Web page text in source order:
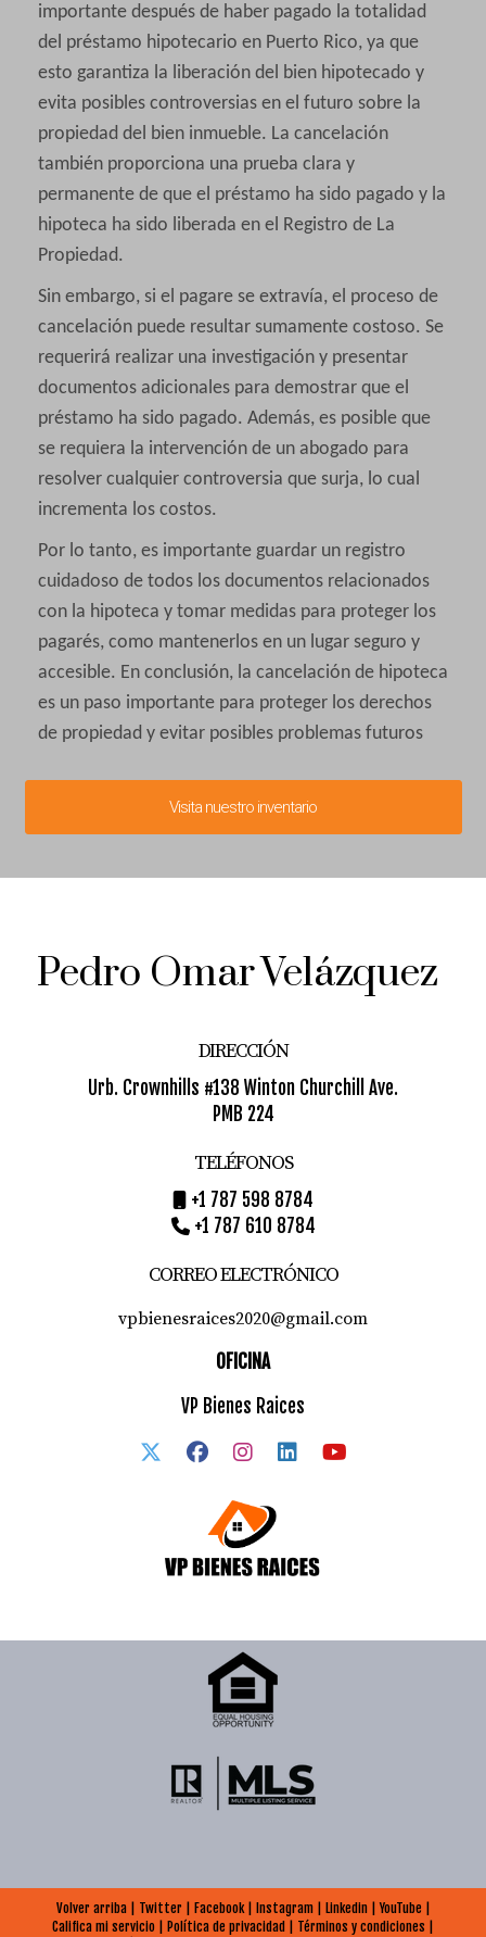
importante después de haber pagado la totalidad
del préstamo hipotecario en Puerto Rico, ya que
esto garantiza la liberación del bien hipotecado y
evita posibles controversias en el futuro sobre la
propiedad del bien inmueble. La cancelación
también proporciona una prueba clara y
permanente de que el préstamo ha sido pagado y la
hipoteca ha sido liberada en el Registro de La
Propiedad.
Sin embargo, si el pagare se extravía, el proceso de
cancelación puede resultar sumamente costoso. Se
requerirá realizar una investigación y presentar
documentos adicionales para demostrar que el
préstamo ha sido pagado. Además, es posible que
se requiera la intervención de un abogado para
resolver cualquier controversia que surja, lo cual
incrementa los costos.
Por lo tanto, es importante guardar un registro
cuidadoso de todos los documentos relacionados
con la hipoteca y tomar medidas para proteger los
pagarés, como mantenerlos en un lugar seguro y
accesible. En conclusión, la cancelación de hipoteca
es un paso importante para proteger los derechos
de propiedad y evitar posibles problemas futuros
Visita nuestro inventario
Pedro OmarVelázquez
DIRECCIÓN
Urb. Crownhills #138 Winton Churchill Ave.
PMB 224
TELÉFONOS
+1 787 598 8784
+1 787 610 8784
CORREO ELECTRÓNICO
vpbienesraices2020@gmail.com
OFICINA
VP Bienes Raices
Volver arriba| Twitter| Facebook| Instagram| Linkedin|YouTube|
Califica mi servicio
Política de privacidad Términos y condiciones